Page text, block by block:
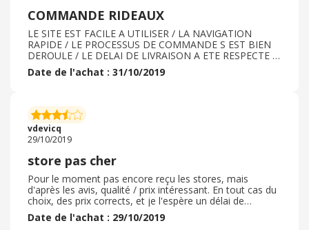
COMMANDE RIDEAUX
LE SITE EST FACILE A UTILISER / LA NAVIGATION
RAPIDE / LE PROCESSUS DE COMMANDE S EST BIEN
DEROULE / LE DELAI DE LIVRAISON A ETE RESPECTE L
EMBALLAGE ETAIT CORRECT / LES ARTICLES
COMMANDES CONFORMES A CE QUE J AVAIS
ACHAT JE N AI DONC PAS EU BESOIN DE FAIRE DE
RETOUR JE RECOMMANDE DONC CE SITE ET JE
PREVOIS DE L UTILISER A NOUVEAU POUR UNE
PROCHAINE COMMANDE / LES PRIX SONT TOUT A
FAIT CORRECTS ET LES PROMOTIONS
INTERESSANTES
Date de l'achat : 31/10/2019
vdevicq
29/10/2019
store pas cher
Pour le moment pas encore reçu les stores, mais
d'après les avis, qualité / prix intéressant. En tout cas du
choix, des prix corrects, et je l'espère un délai de
livraison rapide. j'y ai trouver des stores bateaux avec un
système de fixation sans trou dans la fenêtre. le site est
Date de l'achat : 29/10/2019